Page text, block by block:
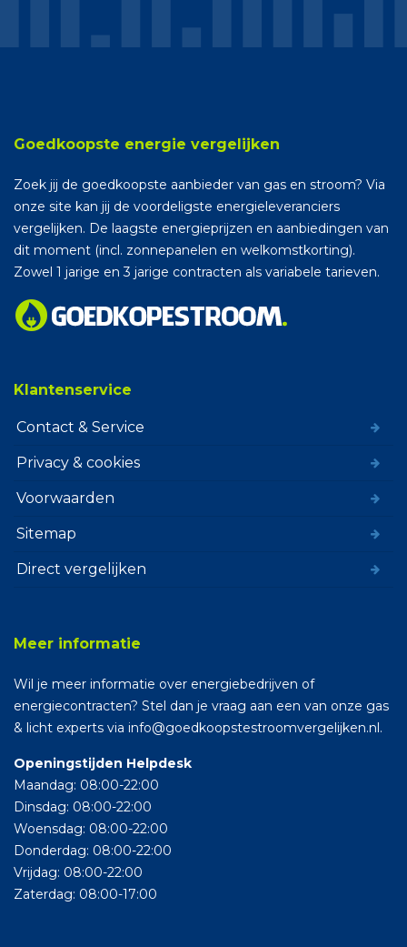
Goedkoopste energie vergelijken
Zoek jij de goedkoopste aanbieder van gas en stroom? Via
onze site kan jij de voordeligste energieleveranciers
vergelijken. De laagste energieprijzen en aanbiedingen van
dit moment (incl. zonnepanelen en welkomstkorting).
Zowel 1 jarige en 3 jarige contracten als variabele tarieven.
Klantenservice
Contact & Service
Privacy & cookies
Voorwaarden
Sitemap
Direct vergelijken
Meer informatie
Wil je meer informatie over energiebedrijven of
energiecontracten? Stel dan je vraag aan een van onze gas
& licht experts via info@goedkoopstestroomvergelijken.nl.
Openingstijden Helpdesk
Maandag: 08:00-22:00
Dinsdag: 08:00-22:00
Woensdag: 08:00-22:00
Donderdag: 08:00-22:00
Vrijdag: 08:00-22:00
Zaterdag: 08:00-17:00